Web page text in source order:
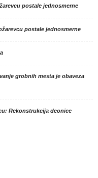
postale jednosmerne
postale jednosmerne
grobnih mesta je obaveza
Rekonstrukcija deonice